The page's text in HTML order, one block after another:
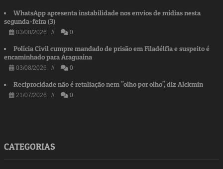
WhatsApp apresenta instabilidade nos envios de mídias nesta
segunda-feira (3)
03/08/2026 // 0
Polícia Civil cumpre mandado de prisão em Filadélfia e suspeito é
encaminhado para Araguaína
03/08/2026 // 0
Reciprocidade não é retaliação nem "olho por olho", diz Alckmin
21/07/2026 // 0
CATEGORIAS